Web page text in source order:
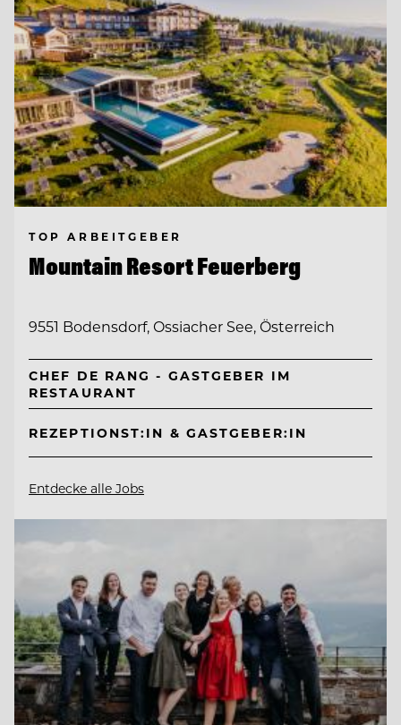
TOP ARBEITGEBER
Mountain Resort Feuerberg
9551 Bodensdorf, Ossiacher See, Österreich
CHEF DE RANG - GASTGEBER IM
RESTAURANT
REZEPTIONST:IN & GASTGEBER:IN
Entdecke alle Jobs